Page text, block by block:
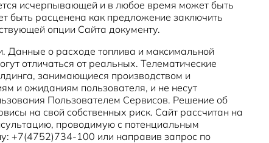
исчерпывающей и в любое время может быть
быть расценена как предложение заключить
опции Сайта документу.
Данные о расходе топлива и максимальной
отличаться от реальных. Телематические
занимающиеся производством и
и ожиданиям пользователя, и не несут
Пользователем Сервисов. Решение об
на свой собственных риск. Сайт рассчитан на
проводимую с потенциальным
+7(4752)734-100 или направив запрос по